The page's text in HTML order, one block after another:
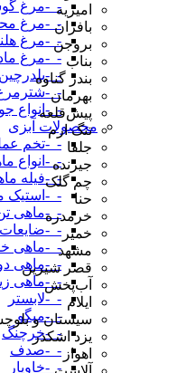
-_-مرغ
-_-مرغ
-_-مرغ
-_-مرغ
-_-بلدرچین
-_-
-_-انواع
محصولات آبزی
-_-تخم
-_-انواع
-_-فیله
-_-استیک
-_-ماهی تن
-_-ضایعات
-_-ماهی
-_-ماهی
-_-ماهی
-_-لابستر
-_-میگو
-_-خرچنگ
-_-صدف
-_-خاویار
امیریه
بافران
بروجن
بناب
بندر گناوه
بهرمان
پیش‌قلعه
تنگ ارم
جلفا
جیرنده
چم گلک
حنا
خرمدره
خمیر
مشهد
قصر شیرین
آب‌پخش
ایلام
سیستان و
یزد اشکذر
اهواز